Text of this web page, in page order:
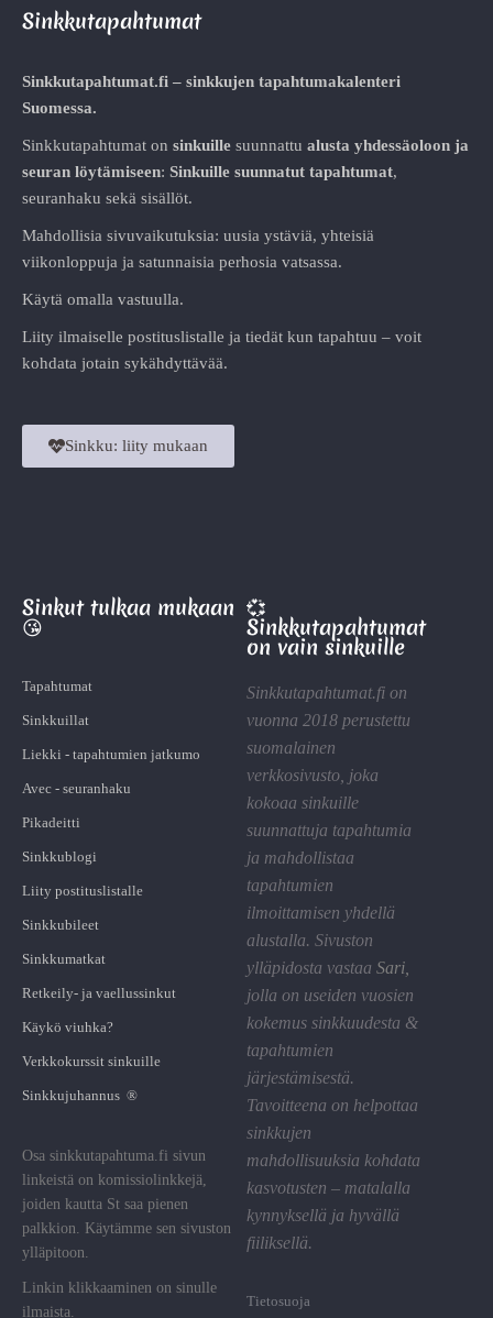
Sinkkutapahtumat
Sinkkutapahtumat.fi – sinkkujen tapahtumakalenteri
Suomessa.
Sinkkutapahtumat on sinkuille suunnattu alusta yhdessäoloon ja
seuran löytämiseen: Sinkuille suunnatut tapahtumat,
seuranhaku sekä sisällöt.
Mahdollisia sivuvaikutuksia: uusia ystäviä, yhteisiä
viikonloppuja ja satunnaisia perhosia vatsassa.
Käytä omalla vastuulla.
Liity ilmaiselle postituslistalle ja tiedät kun tapahtuu – voit
kohdata jotain sykähdyttävää.
Sinkku: liity mukaan
Sinkut tulkaa mukaan
😘
Tapahtumat
Sinkkuillat
Liekki - tapahtumien jatkumo
Avec - seuranhaku
Pikadeitti
Sinkkublogi
Liity postituslistalle
Sinkkubileet
Sinkkumatkat
Retkeily- ja vaellussinkut
Käykö viuhka?
Verkkokurssit sinkuille
Sinkkujuhannus ®
Osa sinkkutapahtuma.fi sivun
linkeistä on komissiolinkkejä,
joiden kautta St saa pienen
palkkion. Käytämme sen sivuston
ylläpitoon.
Linkin klikkaaminen on sinulle
ilmaista.
💞
Sinkkutapahtumat
on vain sinkuille
Sinkkutapahtumat.fi on
vuonna 2018 perustettu
suomalainen
verkkosivusto, joka
kokoaa sinkuille
suunnattuja tapahtumia
ja mahdollistaa
tapahtumien
ilmoittamisen yhdellä
alustalla. Sivuston
ylläpidosta vastaa Sari,
jolla on useiden vuosien
kokemus sinkkuudesta &
tapahtumien
järjestämisestä.
Tavoitteena on helpottaa
sinkkujen
mahdollisuuksia kohdata
kasvotusten – matalalla
kynnyksellä ja hyvällä
fiiliksellä.
Tietosuoja